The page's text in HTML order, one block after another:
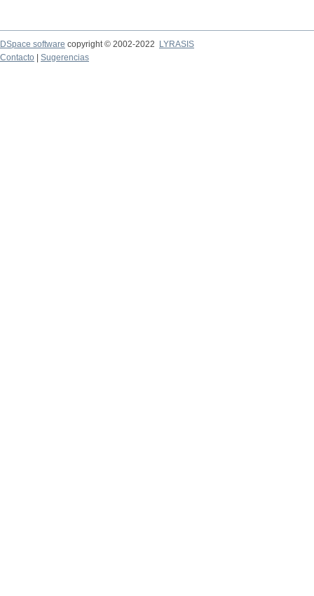
DSpace software copyright © 2002-2022
LYRASIS
Contacto
Sugerencias